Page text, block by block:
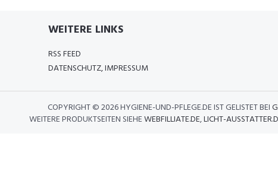
WEITERE LINKS
RSS FEED
DATENSCHUTZ, IMPRESSUM
COPYRIGHT ©2026 HYGIENE-UND-PFLEGE.DE IST GELISTET BEI
WEITERE PRODUKTSEITEN SIEHEWEBFILLIATE.DE,LICHT-